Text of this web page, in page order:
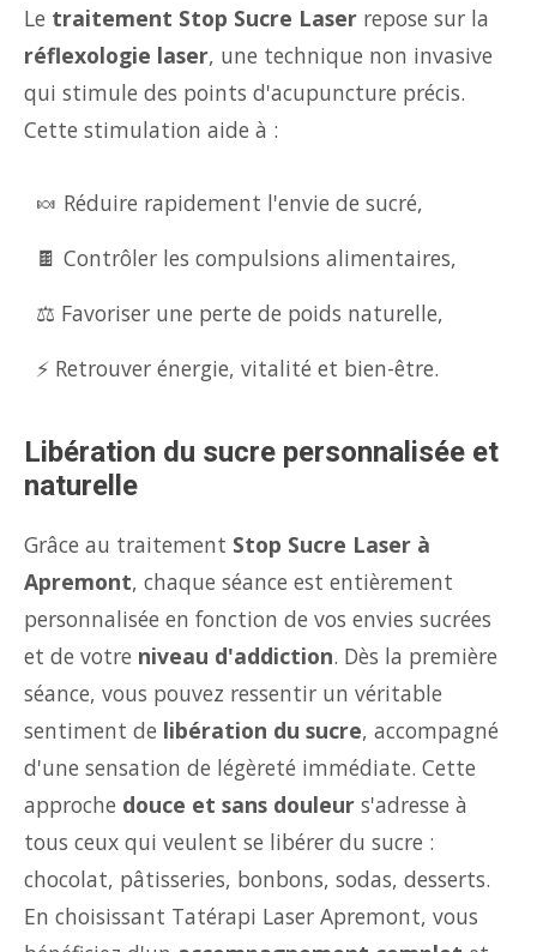
Le traitement Stop Sucre Laser repose sur la
réflexologie laser, une technique non invasive
qui stimule des points d'acupuncture précis.
Cette stimulation aide à :
🍬 Réduire rapidement l'envie de sucré,
🍫 Contrôler les compulsions alimentaires,
⚖️ Favoriser une perte de poids naturelle,
⚡ Retrouver énergie, vitalité et bien-être.
Libération du sucre personnalisée et
naturelle
Grâce au traitement Stop Sucre Laser à
Apremont, chaque séance est entièrement
personnalisée en fonction de vos envies sucrées
et de votre niveau d'addiction. Dès la première
séance, vous pouvez ressentir un véritable
sentiment de libération du sucre, accompagné
d'une sensation de légèreté immédiate. Cette
approche douce et sans douleur s'adresse à
tous ceux qui veulent se libérer du sucre :
chocolat, pâtisseries, bonbons, sodas, desserts.
En choisissant Tatérapi Laser Apremont, vous